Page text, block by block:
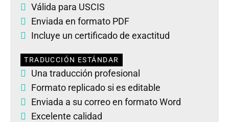
Válida para USCIS
Enviada en formato PDF
Incluye un certificado de exactitud
TRADUCCIÓN ESTÁNDAR
Una traducción profesional
Formato replicado si es editable
Enviada a su correo en formato Word
Excelente calidad